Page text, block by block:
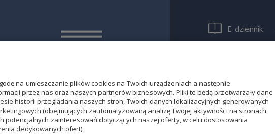
na umieszczanie plików cookies na Twoich urządzeniach a następnie
przez nas oraz naszych partnerów biznesowych. Pliki te będą przetwarzały dane
historii przeglądania naszych stron, Twoich danych lokalizacyjnych generowanych
(obejmujących zautomatyzowaną analizę Twojej aktywności na stronach
potencjalnych zainteresowań dotyczących naszej oferty, w celu dostosowania
dedykowanych ofert).
E-dziennik